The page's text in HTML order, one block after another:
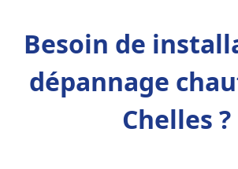
Besoin de
dépannage
Chelles ?